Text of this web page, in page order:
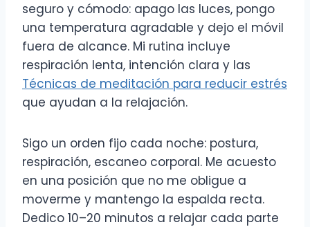
seguro y cómodo: apago las luces, pongo
una temperatura agradable y dejo el móvil
fuera de alcance. Mi rutina incluye
respiración lenta, intención clara y las
Técnicas de meditación para reducir estrés
que ayudan a la relajación.
Sigo un orden fijo cada noche: postura,
respiración, escaneo corporal. Me acuesto
en una posición que no me obligue a
moverme y mantengo la espalda recta.
Dedico 10–20 minutos a relajar cada parte